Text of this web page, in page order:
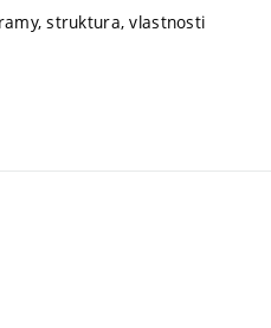
struktura, vlastnosti